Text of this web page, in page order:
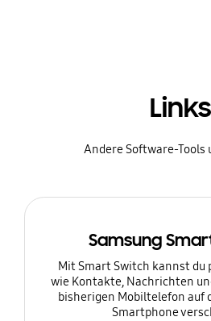
Links
Andere Software-Tools
Samsung
Mit Smart Switch kannst du
wie Kontakte, Nachrichten
bisherigen Mobiltelefon auf
Smartphone